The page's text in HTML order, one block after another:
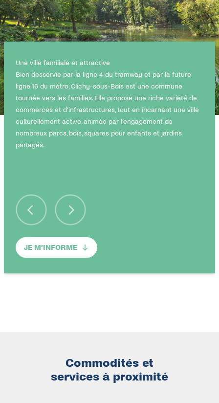
Une ville familiale et attractive
Bien desservie par la ligne 4 du tramway et par la future
ligne 16 du métro, Clichy-sous-Bois est une commune
tournée vers les familles. Elle propose une riche variété de
commerces et d’infrastructures, tout en incarnant une ville
culturellement active, animée par l’engagement de
nombreux parcs, bois, squares pour enfants et jardins
partagés.
JE M’INFORME
Commodités et
services à proximité